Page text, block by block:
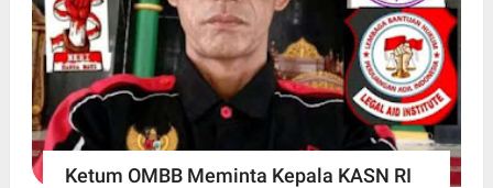
Ketum OMBB Meminta Kepala KASN RI